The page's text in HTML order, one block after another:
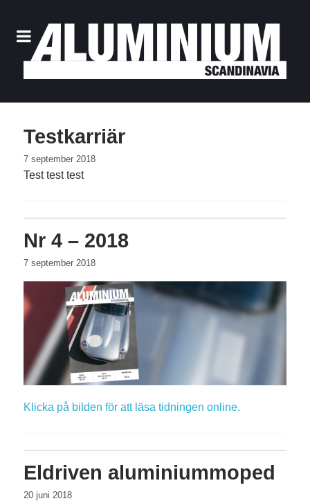
Testkarriär
7 september 2018
Test test test
Nr 4 – 2018
7 september 2018
Klicka på bilden för att läsa tidningen online.
Eldriven aluminiummoped
20 juni 2018